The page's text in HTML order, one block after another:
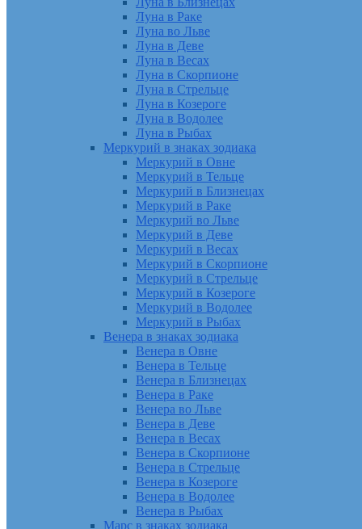
Луна в Раке
Луна во Льве
Луна в Деве
Луна в Весах
Луна в Скорпионе
Луна в Стрельце
Луна в Козероге
Луна в Водолее
Луна в Рыбах
Меркурий в знаках зодиака
Меркурий в Овне
Меркурий в Тельце
Меркурий в Близнецах
Меркурий в Раке
Меркурий во Льве
Меркурий в Деве
Меркурий в Весах
Меркурий в Скорпионе
Меркурий в Стрельце
Меркурий в Козероге
Меркурий в Водолее
Меркурий в Рыбах
Венера в знаках зодиака
Венера в Овне
Венера в Тельце
Венера в Близнецах
Венера в Раке
Венера во Льве
Венера в Деве
Венера в Весах
Венера в Скорпионе
Венера в Стрельце
Венера в Козероге
Венера в Водолее
Венера в Рыбах
Марс в знаках зодиака